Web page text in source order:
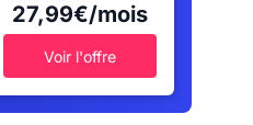
27,99€/mois
Voir l'offre